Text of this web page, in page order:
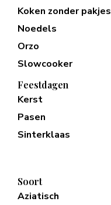
Koken zonder pakjes
Noedels
Orzo
Slowcooker
Feestdagen
Kerst
Pasen
Sinterklaas
Soort
Aziatisch